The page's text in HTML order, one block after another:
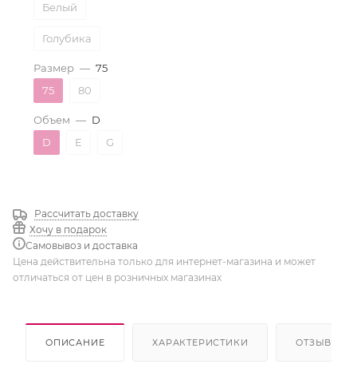
Белый
Голубика
Размер — 75
75
80
Объем — D
D
E G
Рассчитать доставку
Хочу в подарок
Самовывоз и доставка
Цена действительна только для интернет-магазина и может
отличаться от цен в розничных магазинах
ОПИСАНИЕ ХАРАКТЕРИСТИКИ ОТЗЫВЫ